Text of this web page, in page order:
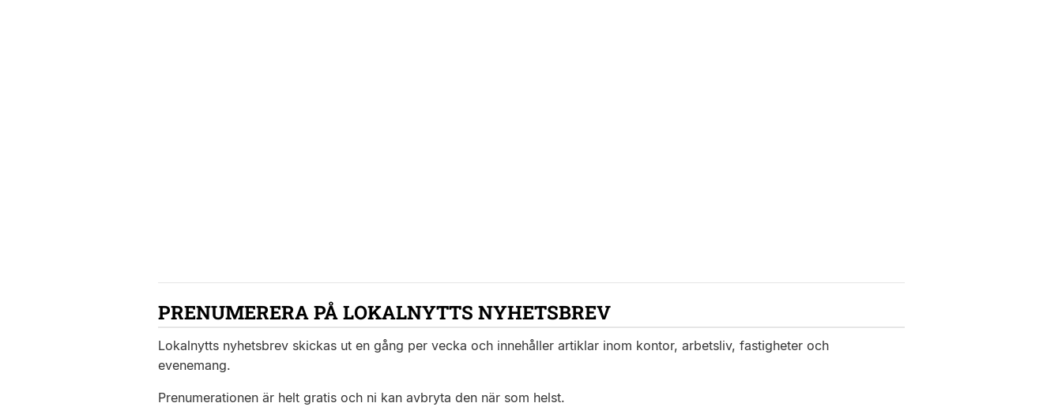
PRENUMERERA PÅ LOKALNYTTS NYHETSBREV
Lokalnytts nyhetsbrev skickas ut en gång per vecka och innehåller artiklar inom kontor, arbetsliv, fastigheter och
evenemang.
Prenumerationen är helt gratis och ni kan avbryta den när som helst.